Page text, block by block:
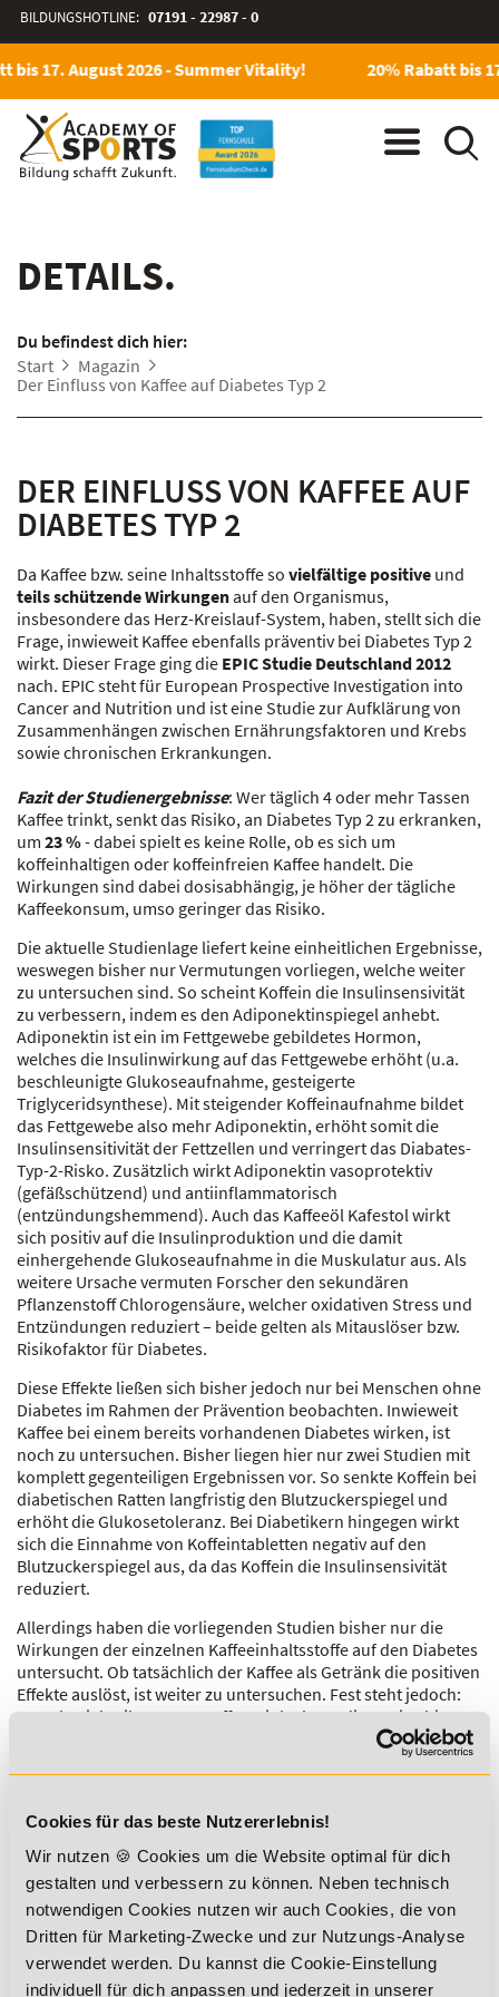
Cookies für das beste Nutzererlebnis!
Wir nutzen 🍪 Cookies um die Website optimal für dich
gestalten und verbessern zu können. Neben technisch
notwendigen Cookies nutzen wir auch Cookies, die von
Dritten für Marketing-Zwecke und zur Nutzungs-Analyse
verwendet werden. Du kannst die Cookie-Einstellung
individuell für dich anpassen und jederzeit in unserer
BILDUNGSHOTLINE: 07191 - 22987 - 0
bis 17. August 2026 - Summer Vitality! 20% Rabatt bis
DETAILS.
Du befindest dich hier:
Start
Magazin
Der Einfluss von Kaffee auf Diabetes Typ 2
DER EINFLUSS VON KAFFEE AUF
DIABETES TYP 2
Da Kaffee bzw. seine Inhaltsstoffe so vielfältige positive und
teils schützende Wirkungenauf den Organismus,
insbesondere das Herz-Kreislauf-System, haben, stellt sich die
Frage, inwieweit Kaffee ebenfalls präventiv bei Diabetes Typ 2
wirkt. Dieser Frage ging die EPIC Studie Deutschland 2012
nach. EPIC steht für European Prospective Investigation into
Cancer and Nutrition und ist eine Studie zur Aufklärung von
Zusammenhängen zwischen Ernährungsfaktoren und Krebs
sowie chronischen Erkrankungen.
Fazit der Studienergebnisse: Wer täglich 4 oder mehr Tassen
Kaffee trinkt, senkt das Risiko, an Diabetes Typ 2 zu erkranken,
um 23 %- dabei spielt es keine Rolle, ob es sich um
koffeinhaltigen oder koffeinfreien Kaffee handelt. Die
Wirkungen sind dabei dosisabhängig, je höher der tägliche
Kaffeekonsum, umso geringer das Risiko.
Die aktuelle Studienlage liefert keine einheitlichen Ergebnisse,
weswegen bisher nur Vermutungen vorliegen, welche weiter
zu untersuchen sind. So scheint Koffein die Insulinsensivität
zu verbessern, indem es den Adiponektinspiegel anhebt.
Adiponektin ist ein im Fettgewebe gebildetes Hormon,
welches die Insulinwirkung auf das Fettgewebe erhöht (u.a.
beschleunigte Glukoseaufnahme, gesteigerte
Triglyceridsynthese). Mit steigender Koffeinaufnahme bildet
das Fettgewebe also mehr Adiponektin, erhöht somit die
Insulinsensitivität der Fettzellen und verringert das Diabates-
Typ-2-Risko. Zusätzlich wirkt Adiponektin vasoprotektiv
(gefäßschützend) und antiinflammatorisch
(entzündungshemmend). Auch das Kaffeeöl Kafestol wirkt
sich positiv auf die Insulinproduktion und die damit
einhergehende Glukoseaufnahme in die Muskulatur aus. Als
weitere Ursache vermuten Forscher den sekundären
Pflanzenstoff Chlorogensäure, welcher oxidativen Stress und
Entzündungen reduziert – beide gelten als Mitauslöser bzw.
Risikofaktor für Diabetes.
Diese Effekte ließen sich bisher jedoch nur bei Menschen ohne
Diabetes im Rahmen der Prävention beobachten. Inwieweit
Kaffee bei einem bereits vorhandenen Diabetes wirken, ist
noch zu untersuchen. Bisher liegen hier nur zwei Studien mit
komplett gegenteiligen Ergebnissen vor. So senkte Koffein bei
diabetischen Ratten langfristig den Blutzuckerspiegel und
erhöht die Glukosetoleranz. Bei Diabetikern hingegen wirkt
sich die Einnahme von Koffeintabletten negativ auf den
Blutzuckerspiegel aus, da das Koffein die Insulinsensivität
reduziert.
Allerdings haben die vorliegenden Studien bisher nur die
Wirkungen der einzelnen Kaffeeinhaltsstoffe auf den Diabetes
untersucht. Ob tatsächlich der Kaffee als Getränk die positiven
Effekte auslöst, ist weiter zu untersuchen. Fest steht jedoch:
Wer als Diabetiker gerne Kaffee trinkt, kann dies weiterhin tun
– solange er ihn moderat genießt (max. 4 Tassen/Tag) und
vor: Arabica-Kaffee mit einem milden, aromatischen
Geschmack, einem niedrigen Koffeingehalt und von besserer
Qualität. Robusta-Kaffee mit einem bitteren,
adstringierenden Geschmack (zieht die Mundschleimhaut
zusammen), einem höheren Koffeingehalt und geringerer
Qualität.